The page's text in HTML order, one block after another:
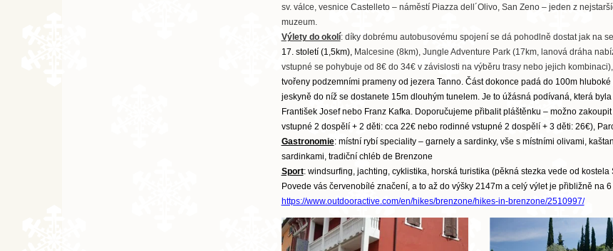
sv. válce, vesnice Castelleto – náměstí Piazza dell´Olivo, San Zeno – jeden z
muzeum.
Výlety do okolí: díky dobrému autobusovému spojení se dá pohodlně dostat jak na
17. století (1,5km), Malcesine (8km), Jungle Adventure Park (17km, lanová dráha
vstupné se pohybuje od 8€ do 34€ v závislosti na výběru trasy nebo jejich kombinaci),
tvořeny podzemními prameny od jezera Tanno. Část dokonce padá do 100m
jeskyně do níž se dostanete 15m dlouhým tunelem. Je to úžásná podívaná, která
František Josef nebo Franz Kafka. Doporučujeme přibalit pláštěnku – možno
vstupné 2 dospělí + 2 děti: cca 22€ nebo rodinné vstupné 2 dospělí + 3 děti: 26€),
Gastronomie: místní rybí speciality – garnely a sardinky, vše s místními olivami,
sardinkami, tradiční chléb de Brenzone
Sport: windsurfing, jachting, cyklistika, horská turistika (pěkná stezka vede od
Povede vás červenobílé značení, a to až do výšky 2147m a celý výlet je přibližně na
https://www.outdooractive.com/en/hikes/brenzone/hikes-in-brenzone/2510997/